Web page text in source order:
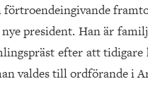
förtroende­ingivande
president. Han är
efter att
valdes till ordförande i